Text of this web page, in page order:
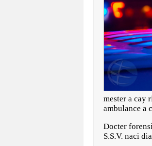
mester a cay
ambulance a
Docter
S.S.V. naci